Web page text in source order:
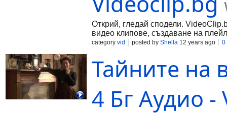
Открий, гледай сподели.
видео клипове, създаване на
category vid posted by Shella 12 years ago 0
Тайните на
4 Бг Аудио